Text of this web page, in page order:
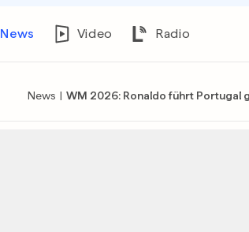
News Video Radio
News | WM 2026: Ronaldo führt Portugal